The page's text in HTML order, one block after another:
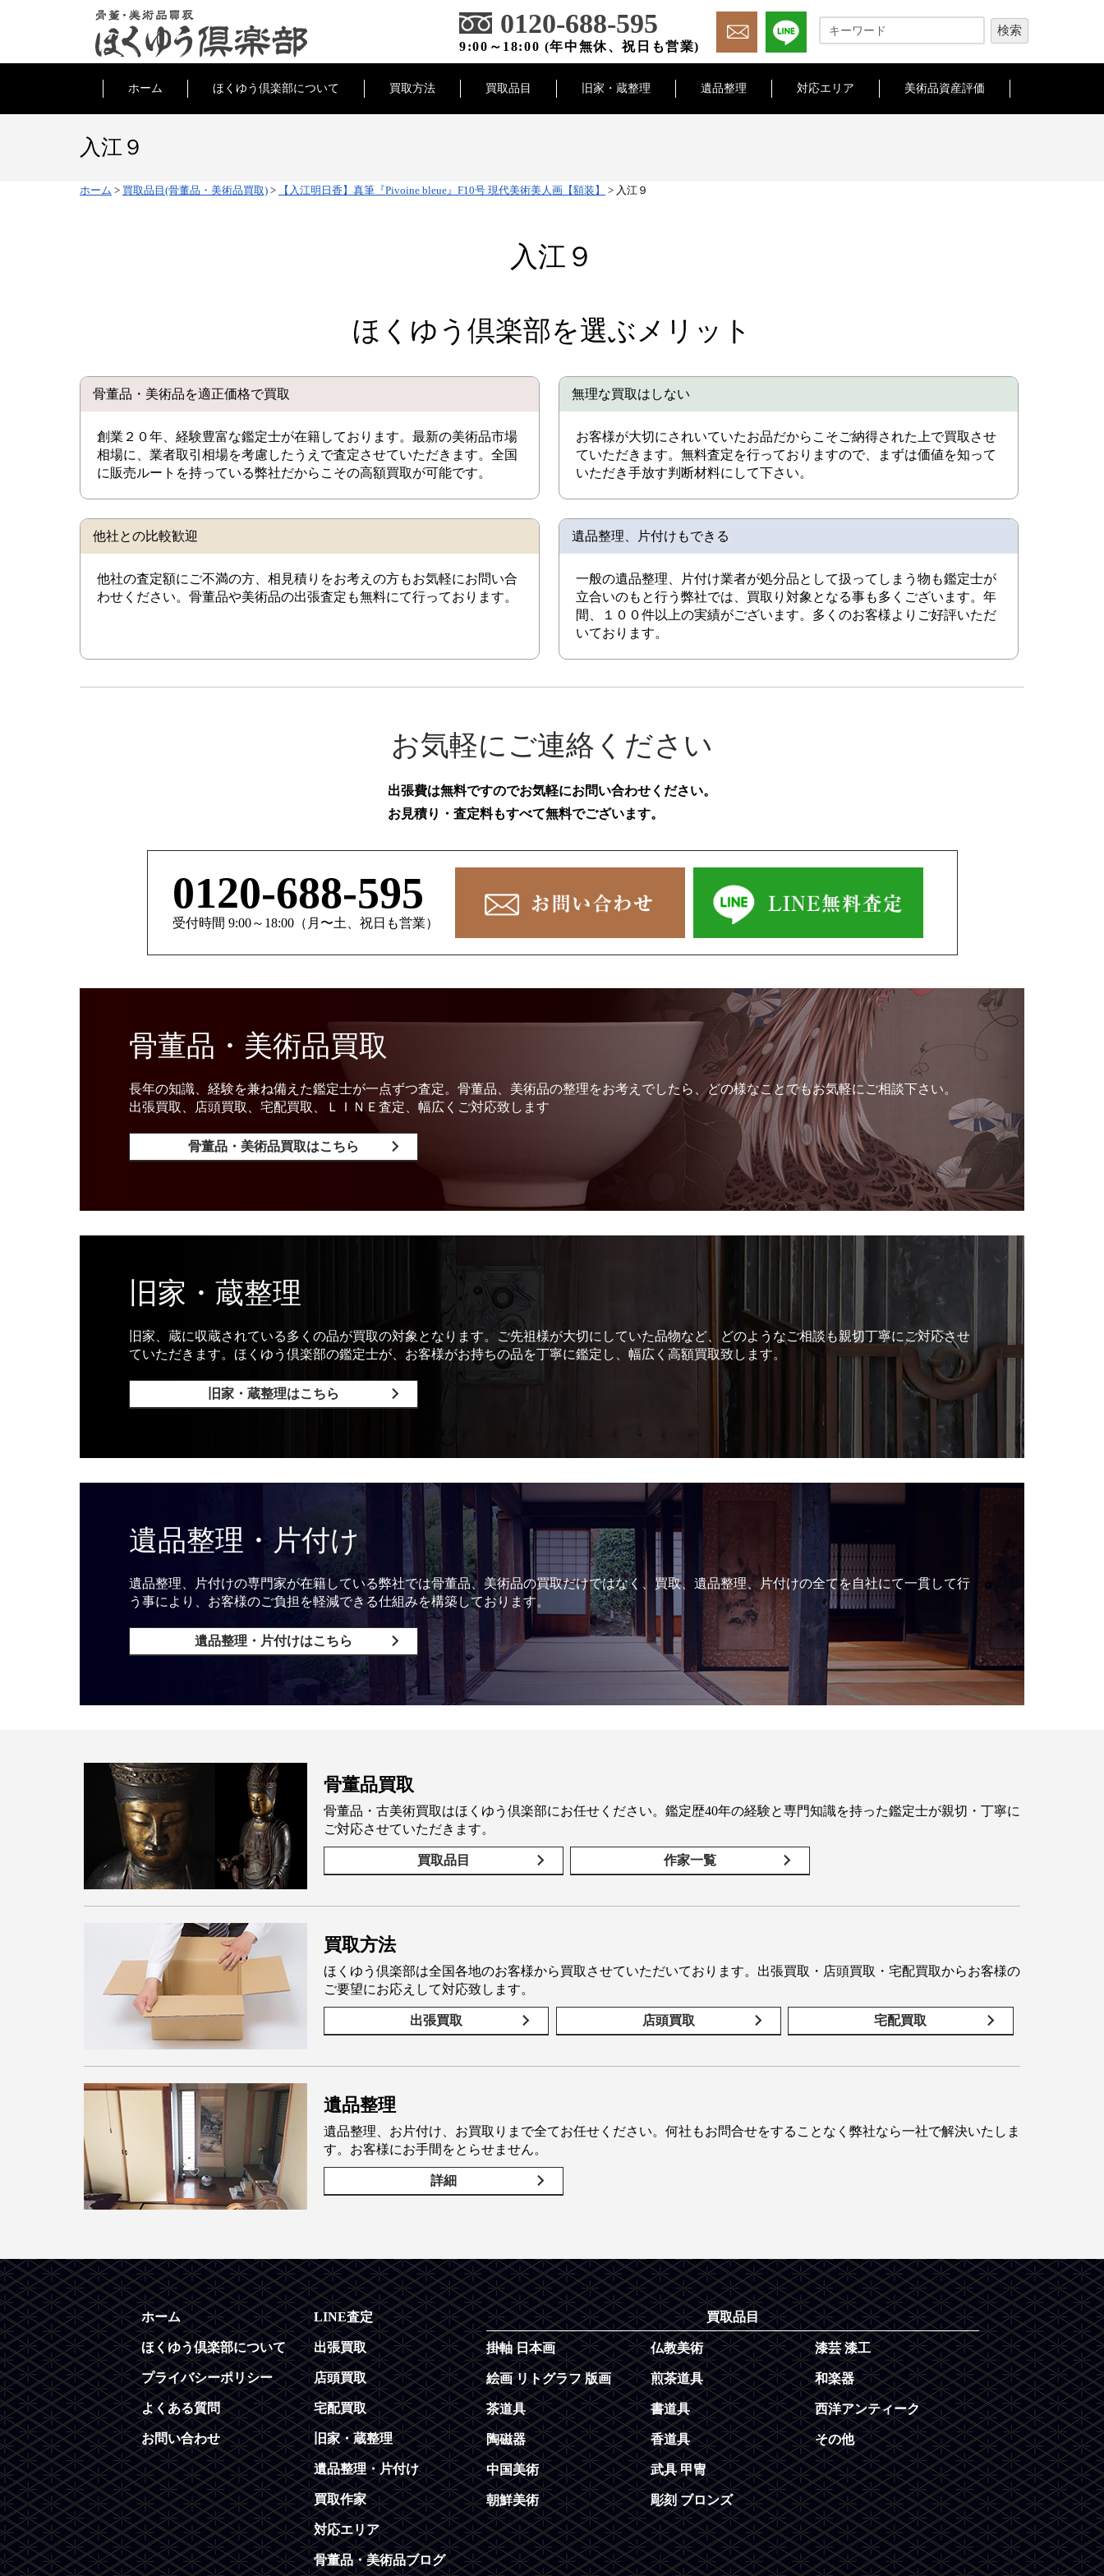
0120-688-595
9:00～18:00 (年中無休、祝日も営業)
ホーム ほくゆう倶楽部について 買取方法 買取品目 旧家・蔵整理 遺品整理 対応エリア 美術品資産評価
入江９
ホーム > 買取品目(骨董品・美術品買取) > 【入江明日香】真筆『Pivoine bleue』F10号 現代美術美人画【額装】 > 入江９
入江９
ほくゆう倶楽部を選ぶメリット
骨董品・美術品を適正価格で買取
創業２０年、経験豊富な鑑定士が在籍しております。最新の美術品市場
相場に、業者取引相場を考慮したうえで査定させていただきます。全国
に販売ルートを持っている弊社だからこその高額買取が可能です。
無理な買取はしない
お客様が大切にされいていたお品だからこそご納得された上で買取させ
ていただきます。無料査定を行っておりますので、まずは価値を知って
いただき手放す判断材料にして下さい。
他社との比較歓迎
他社の査定額にご不満の方、相見積りをお考えの方もお気軽にお問い合
わせください。骨董品や美術品の出張査定も無料にて行っております。
遺品整理、片付けもできる
一般の遺品整理、片付け業者が処分品として扱ってしまう物も鑑定士が
立合いのもと行う弊社では、買取り対象となる事も多くございます。年
間、１００件以上の実績がございます。多くのお客様よりご好評いただ
いております。
お気軽にご連絡ください
出張費は無料ですのでお気軽にお問い合わせください。
お見積り・査定料もすべて無料でございます。
0120-688-595
受付時間 9:00～18:00（月〜土、祝日も営業）
骨董品・美術品買取
長年の知識、経験を兼ね備えた鑑定士が一点ずつ査定。骨董品、美術品の整理をお考えでしたら、どの様なことでもお気軽にご相談下さい。
出張買取、店頭買取、宅配買取、ＬＩＮＥ査定、幅広くご対応致します
骨董品・美術品買取はこちら
旧家・蔵整理
旧家、蔵に収蔵されている多くの品が買取の対象となります。ご先祖様が大切にしていた品物など、どのようなご相談も親切丁寧にご対応させ
ていただきます。ほくゆう倶楽部の鑑定士が、お客様がお持ちの品を丁寧に鑑定し、幅広く高額買取致します。
旧家・蔵整理はこちら
遺品整理・片付け
遺品整理、片付けの専門家が在籍している弊社では骨董品、美術品の買取だけではなく、買取、遺品整理、片付けの全てを自社にて一貫して行
う事により、お客様のご負担を軽減できる仕組みを構築しております。
遺品整理・片付けはこちら
骨董品買取
骨董品・古美術買取はほくゆう倶楽部にお任せください。鑑定歴40年の経験と専門知識を持った鑑定士が親切・丁寧に
ご対応させていただきます。
買取品目 作家一覧
買取方法
ほくゆう倶楽部は全国各地のお客様から買取させていただいております。出張買取・店頭買取・宅配買取からお客様の
ご要望にお応えして対応致します。
出張買取 店頭買取 宅配買取
遺品整理
遺品整理、お片付け、お買取りまで全てお任せください。何社もお問合せをすることなく弊社なら一社で解決いたしま
す。お客様にお手間をとらせません。
詳細
ホーム
ほくゆう倶楽部について
プライバシーポリシー
よくある質問
お問い合わせ
LINE査定
出張買取
店頭買取
宅配買取
旧家・蔵整理
遺品整理・片付け
買取作家
対応エリア
骨董品・美術品ブログ
買取品目
掛軸 日本画
絵画 リトグラフ 版画
茶道具
陶磁器
中国美術
朝鮮美術
仏教美術
煎茶道具
書道具
香道具
武具 甲冑
彫刻 ブロンズ
漆芸 漆工
和楽器
西洋アンティーク
その他